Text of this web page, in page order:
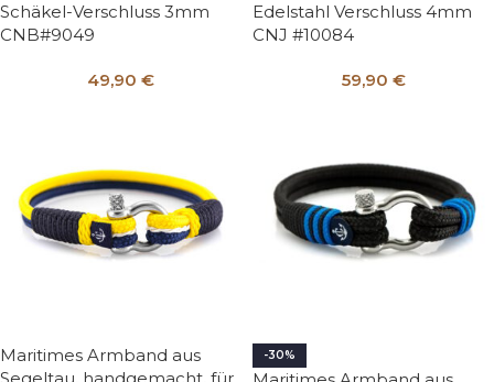
Schäkel-Verschluss 3mm
CNB#9049
49,90 €
Edelstahl Verschluss 4mm
CNJ #10084
59,90 €
Maritimes Armband aus
-30%